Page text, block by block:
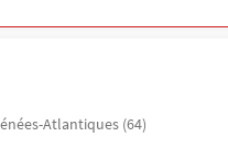
Atlantiques (64)